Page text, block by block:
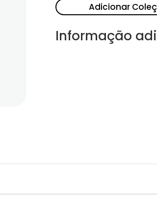
Adicionar
Informação